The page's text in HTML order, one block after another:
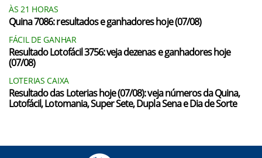
ÀS 21 HORAS
Quina 7086: resultados e ganhadores hoje (07/08)
FÁCIL DE GANHAR
Resultado Lotofácil 3756: veja dezenas e ganhadores hoje
(07/08)
LOTERIAS CAIXA
Resultado das Loterias hoje (07/08): veja números da Quina,
Lotofácil, Lotomania, Super Sete, Dupla Sena e Dia de Sorte